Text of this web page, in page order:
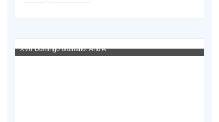
XVII Domingo ordinario. Año A